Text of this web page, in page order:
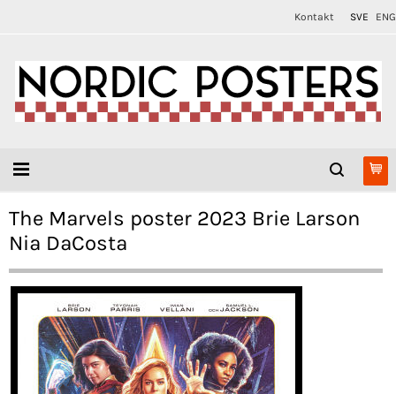
Kontakt SVE ENG
The Marvels poster 2023 Brie Larson
Nia DaCosta